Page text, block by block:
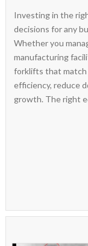
Investing in the
decisions for any
Whether you
manufacturing
forklifts that match
efficiency, reduce
growth. The right